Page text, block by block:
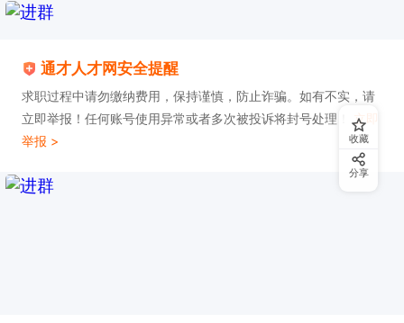
通才人才网安全提醒
求职过程中请勿缴纳费用，保持谨慎，防止诈骗。如有不实，请
立即举报！任何账号使用异常或者多次被投诉将封号处理！
立即
举报 >
收藏
分享